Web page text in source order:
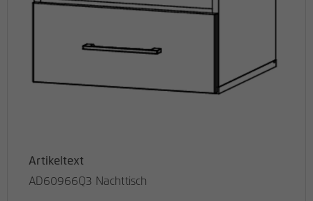
Artikeltext
AD60966Q3 Nachttisch